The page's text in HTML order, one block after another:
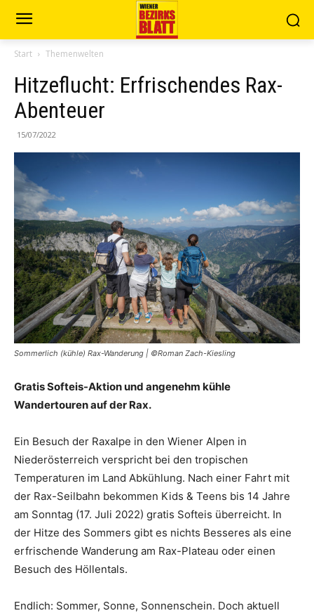
Start Themenwelten
Hitzeflucht: Erfrischendes Rax-
Abenteuer
15/07/2022
Sommerlich (kühle) Rax-Wanderung | ©Roman Zach-Kiesling
Gratis Softeis-Aktion und angenehm kühle
Wandertouren auf der Rax.
Ein Besuch der Raxalpe in den Wiener Alpen in
Niederösterreich verspricht bei den tropischen
Temperaturen im Land Abkühlung. Nach einer Fahrt mit
der Rax-Seilbahn bekommen Kids & Teens bis 14 Jahre
am Sonntag (17. Juli 2022) gratis Softeis überreicht. In
der Hitze des Sommers gibt es nichts Besseres als eine
erfrischende Wanderung am Rax-Plateau oder einen
Besuch des Höllentals.
Endlich: Sommer, Sonne, Sonnenschein. Doch aktuell